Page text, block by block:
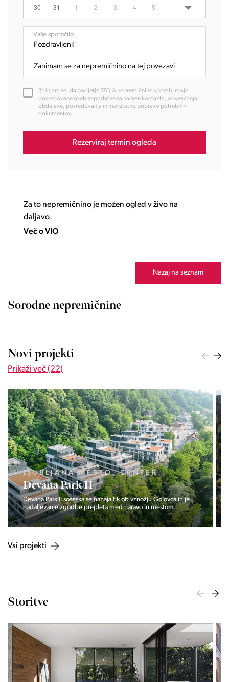
30
31 1 2 3 4 5
06:00
07:00
13:00
14:00
20:00
Vaše sporočilo
Strinjam se, da podjetje STOJA nepremičnine uporabi moje
posredovane osebne podatke za namen kontakta, obveščanja,
obdelave, posredovanja in morebitno pripravo potrebnih
dokumentov.
Rezerviraj termin ogleda
Za to nepremičnino je možen ogled v živo na
daljavo.
Več o VIO
Nazaj na seznam
Sorodne nepremičnine
Novi projekti
Prikaži več (22)
LJUBLJANA MESTO, CENTER
Devana Park II
Devana Park II soseska se nahaja tik ob vznožju Golovca in je
nadaljevanje zgodbe prepleta med naravo in mestom.
Vsi projekti
Storitve